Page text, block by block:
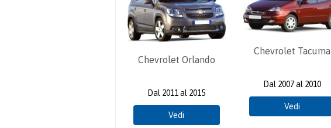
Chevrolet Orlando
Dal 2011 al 2015
Vedi
Chevrolet Tacuma
Dal 2007 al 2010
Vedi